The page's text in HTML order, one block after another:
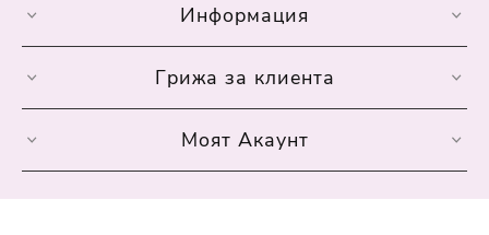
Информация
Грижа за клиента
Моят Акаунт